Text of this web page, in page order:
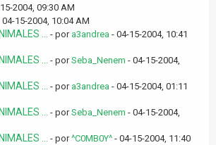
2004, 09:30 AM
04-15-2004, 10:04 AM
... - por a3andrea - 04-15-2004, 10:41
... - porSeba_Nenem - 04-15-2004,
... - por a3andrea - 04-15-2004, 01:11
... - porSeba_Nenem - 04-15-2004,
... - por^C0MB0Y^ - 04-15-2004, 11:40